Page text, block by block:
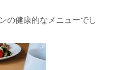
の健康的なメニューでし